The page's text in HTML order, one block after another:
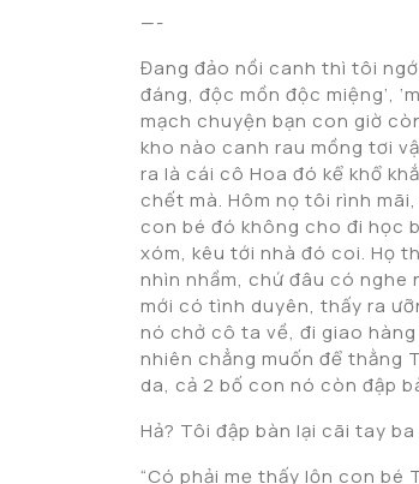
—-
Đang đảo nồi canh thì tôi
đáng, độc mồn độc miệng’,
mạch chuyện bạn con giờ
kho nào canh rau mồng tơi
ra là cái cô Hoa đó kể khổ
chết mà. Hôm nọ tôi rình
con bé đó không cho đi học
xóm, kêu tới nhà đó coi. Họ
nhìn nhầm, chứ đâu có nghe
mới có tình duyên, thấy ra
nó chở cô ta về, đi giao
nhiên chẳng muốn để thằng
da, cả 2 bố con nó còn đập
Hả? Tôi đập bàn lại cãi tay
“Có phải mẹ thấy lộn con bé